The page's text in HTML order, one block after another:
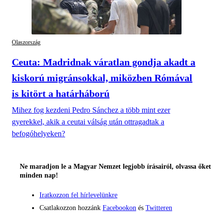
Olaszország
Ceuta: Madridnak váratlan gondja akadt a
kiskorú migránsokkal, miközben Rómával
is kitört a határháború
Mihez fog kezdeni Pedro Sánchez a több mint ezer
gyerekkel, akik a ceutai válság után ottragadtak a
befogóhelyeken?
Ne maradjon le a Magyar Nemzet legjobb írásairól, olvassa őket
minden nap!
Iratkozzon fel hírlevelünkre
Csatlakozzon hozzánk Facebookon és Twitteren